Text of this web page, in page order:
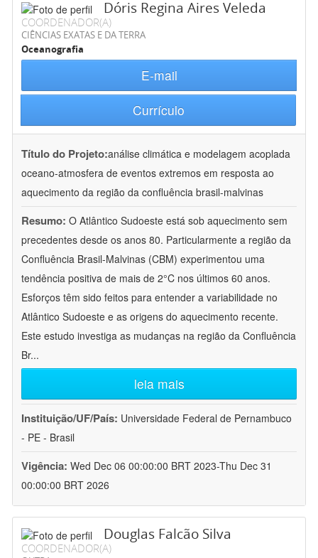
Dóris Regina Aires Veleda
COORDENADOR(A)
CIÊNCIAS EXATAS E DA TERRA
Oceanografia
E-mail
Currículo
Título do Projeto:análise climática e modelagem acoplada
oceano-atmosfera de eventos extremos em resposta ao
aquecimento da região da confluência brasil-malvinas
Resumo: O Atlântico Sudoeste está sob aquecimento sem
precedentes desde os anos 80. Particularmente a região da
Confluência Brasil-Malvinas (CBM) experimentou uma
tendência positiva de mais de 2°C nos últimos 60 anos.
Esforços têm sido feitos para entender a variabilidade no
Atlântico Sudoeste e as origens do aquecimento recente.
Este estudo investiga as mudanças na região da Confluência
Br...
leia mais
Instituição/UF/País: Universidade Federal de Pernambuco
- PE - Brasil
Vigência: Wed Dec 06 00:00:00 BRT 2023-Thu Dec 31
00:00:00 BRT 2026
Douglas Falcão Silva
COORDENADOR(A)